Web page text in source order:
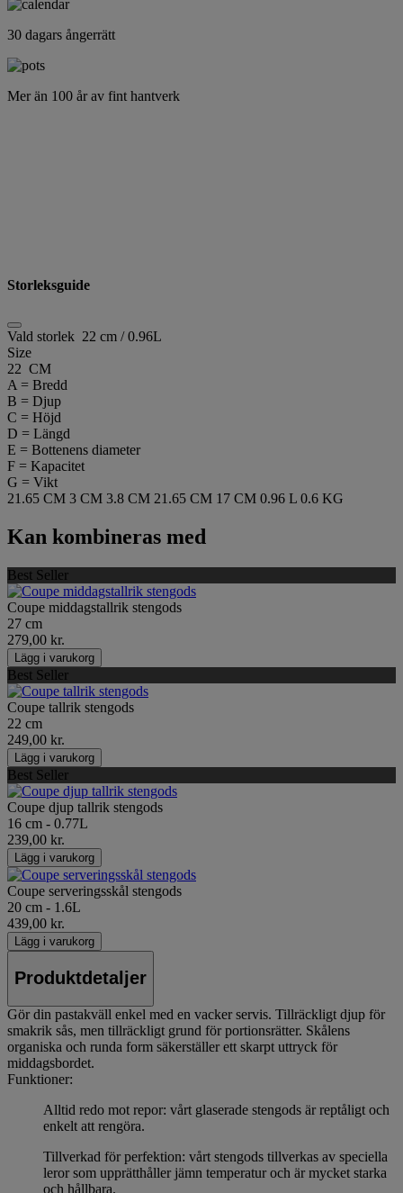
30 dagars ångerrätt
Mer än 100 år av fint hantverk
Storleksguide
Vald storlek 22 cm / 0.96L
Size
22 CM
A = Bredd
B = Djup
C = Höjd
D = Längd
E = Bottenens diameter
F = Kapacitet
G = Vikt
21.65 CM 3 CM 3.8 CM 21.65 CM 17 CM 0.96 L 0.6 KG
Kan kombineras med
Best Seller
Coupe middagstallrik stengods
27 cm
279,00 kr.
Lägg i varukorg
Best Seller
Coupe tallrik stengods
22 cm
249,00 kr.
Lägg i varukorg
Best Seller
Coupe djup tallrik stengods
16 cm - 0.77L
239,00 kr.
Lägg i varukorg
Coupe serveringsskål stengods
20 cm - 1.6L
439,00 kr.
Lägg i varukorg
Produktdetaljer
Gör din pastakväll enkel med en vacker servis. Tillräckligt djup för
smakrik sås, men tillräckligt grund för portionsrätter. Skålens
organiska och runda form säkerställer ett skarpt uttryck för
middagsbordet.
Funktioner:
Alltid redo mot repor: vårt glaserade stengods är reptåligt och
enkelt att rengöra.
Tillverkad för perfektion: vårt stengods tillverkas av speciella
leror som upprätthåller jämn temperatur och är mycket starka
och hållbara.